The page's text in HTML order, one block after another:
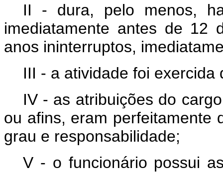
II - dura, pelo menos,
imediatamente antes de
anos ininterruptos,
III - a atividade foi
IV - as atribuições do
ou afins, eram perfeitamente
grau e responsabilidade;
V - o funcionário possui